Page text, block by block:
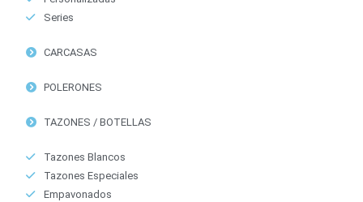
Series
CARCASAS
POLERONES
TAZONES / BOTELLAS
Tazones Blancos
Tazones Especiales
Empavonados